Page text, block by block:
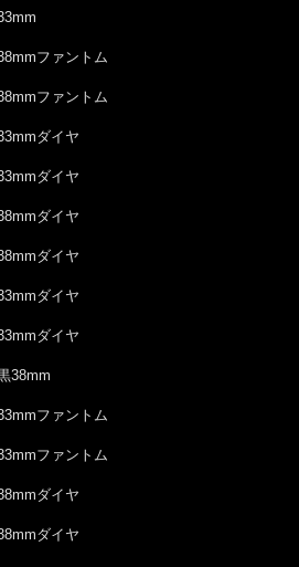
ファントム
ファントム
ダイヤ
ダイヤ
ダイヤ
ダイヤ
ダイヤ
ダイヤ
38mm
ファントム
ファントム
ダイヤ
ダイヤ